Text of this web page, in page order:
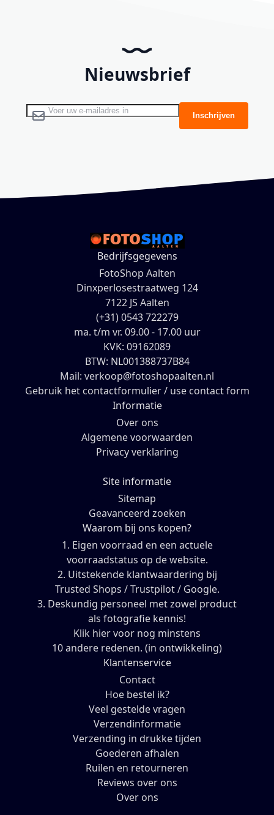
Nieuwsbrief
Abonneer u op onze nieuwsbrief Inschrijven
Bedrijfsgegevens
FotoShop Aalten
Dinxperlosestraatweg 124
7122 JS Aalten
(+31) 0543 722279
ma. t/m vr. 09.00 - 17.00 uur
KVK: 09162089
BTW: NL001388737B84
Mail: verkoop@fotoshopaalten.nl
Gebruik het contactformulier / use contact form
Informatie
Over ons
Algemene voorwaarden
Privacy verklaring
Site informatie
Sitemap
Geavanceerd zoeken
Waarom bij ons kopen?
1. Eigen voorraad en een actuele
voorraadstatus op de website.
2. Uitstekende klantwaardering bij
Trusted Shops / Trustpilot / Google.
3. Deskundig personeel met zowel product
als fotografie kennis!
Klik hier voor nog minstens
10 andere redenen. (in ontwikkeling)
Klantenservice
Contact
Hoe bestel ik?
Veel gestelde vragen
Verzendinformatie
Verzending in drukke tijden
Goederen afhalen
Ruilen en retourneren
Reviews over ons
Over ons